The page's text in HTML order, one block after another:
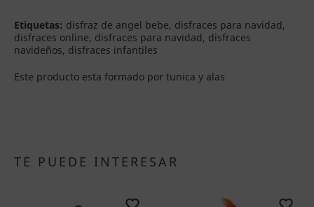
Etiquetas: disfraz de angel bebe, disfraces para navidad,
disfraces online, disfraces para navidad, disfraces
navideños, disfraces infantiles
Este producto esta formado por tunica y alas
TE PUEDE INTERESAR